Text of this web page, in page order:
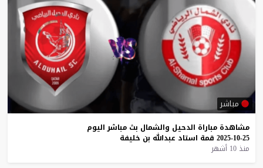
مباشر
مشاهدة مباراة الدحيل والشمال بث مباشر اليوم
25-10-2025
قمة استاد عبدالله بن خليفة
منذ 10 أشهر